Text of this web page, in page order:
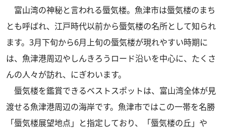
富山湾の神秘と言われる蜃気楼。魚津市は蜃気楼のまち
とも呼ばれ、江戸時代以前から蜃気楼の名所として知られ
ます。3月下旬から6月上旬の蜃気楼が現れやすい時期に
は、魚津港周辺やしんきろうロード沿いを中心に、たくさ
んの人々が訪れ、にぎわいます。
蜃気楼を鑑賞できるベストスポットは、富山湾全体が見
渡せる魚津港周辺の海岸です。魚津市ではこの一帯を名勝
「蜃気楼展望地点」と指定しており、「蜃気楼の丘」や